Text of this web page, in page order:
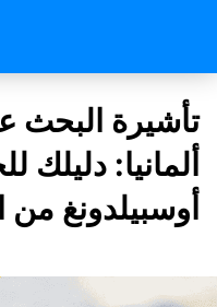
تأشيرة
ألمانيا:
أوسبيلدونغ من